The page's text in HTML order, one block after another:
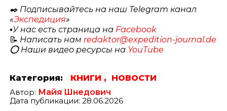
✒️ Подписывайтесь на наш Telegram канал
«Экспедиция»
▪️У нас есть страница на Facebook
📝 Написать намredaktor@expedition-journal.de
⭕️ Наши видео ресурсы на YouTube
Категория: КНИГИ ,
НОВОСТИ
Автор: Майя Шнедович
Дата публикации: 28.06.2026